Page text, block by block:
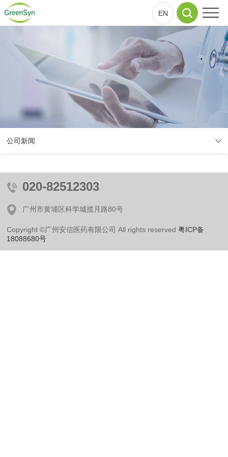
EN
公司新闻
020-82512303
广州市黄埔区科学城揽月路80号
Copyright ©广州安信医药有限公司 All rights reserved粤ICP备
18088680号